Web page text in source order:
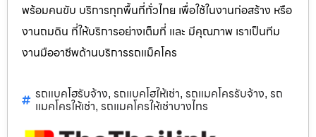
พร้อมคนขับ บริการทุกพื้นที่ทั่วไทย เพื่อใช้ในงานก่อสร้าง หรือ
งานถมดิน ที่ให้บริการอย่างเต็มที่ และ มีคุณภาพ เราเป็นทีม
งานมืออาชีพด้านบริการรถแม็คโคร
รถแบคโฮรับจ้าง, รถแบคโฮให้เช่า, รถแมคโครรับจ้าง, รถ
แมคโครให้เช่า, รถแมคโครให้เช่าบางไทร